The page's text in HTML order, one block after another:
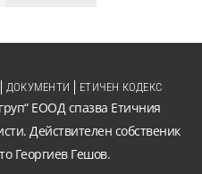
ЕООД спазва Етичния
Действителен собственик
Георгиев Гешов.
ДОКУМЕНТИ ЕТИЧЕН КОДЕКС